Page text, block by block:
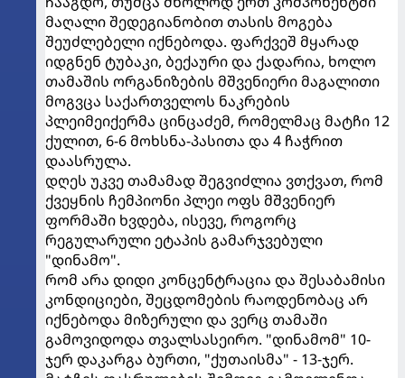
მაღალი შედეგიანობით თასის მოგება
შეუძლებელი იქნებოდა. ფარქვეშ მყარად
იდგნენ ტუბაკი, ბექაური და ქადარია, ხოლო
თამაშის ორგანიზების მშვენიერი მაგალითი
მოგვცა საქართველოს ნაკრების
პლეიმეიქერმა ცინცაძემ, რომელმაც მატჩი 12
ქულით, 6-6 მოხსნა-პასითა და 4 ჩაჭრით
დაასრულა.
დღეს უკვე თამამად შეგვიძლია ვთქვათ, რომ
ქვეყნის ჩემპიონი პლეი ოფს მშვენიერ
ფორმაში ხვდება, ისევე, როგორც
რეგულარული ეტაპის გამარჯვებული
"დინამო".
რომ არა დიდი კონცენტრაცია და შესაბამისი
კონდიციები, შეცდომების რაოდენობაც არ
იქნებოდა მიზერული და ვერც თამაში
გამოვიდოდა თვალსასეირო. "დინამომ" 10-
ჯერ დაკარგა ბურთი, "ქუთაისმა" - 13-ჯერ.